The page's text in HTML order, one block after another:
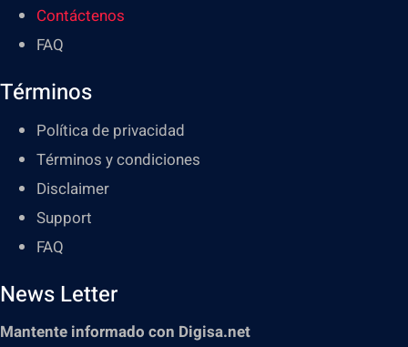
Contáctenos
FAQ
Términos
Política de privacidad
Términos y condiciones
Disclaimer
Support
FAQ
News Letter
Mantente informado con Digisa.net